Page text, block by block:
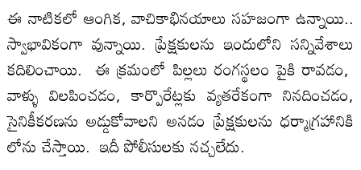
ఈ నాటికలో ఆంగిక, వాచికాభినయాలు సహజంగా ఉన్నాయి..
స్వాభావికంగా వున్నాయి. ప్రేక్షకులను ఇందులోని సన్నివేశాలు
కదిలించాయి. ఈ క్రమంలో పిల్లలు రంగస్థలం పైకి రావడం,
వాళ్ళు విలపించడం, కార్పొరేట్లకు వ్యతరేకంగా నినదించడం,
సైనికీకరణను అడ్డుకోవాలని అనడం ప్రేక్షకులను ధర్మాగ్రహానికి
లోను చేస్తాయి. ఇదీ పోలీసులకు నచ్చలేదు.